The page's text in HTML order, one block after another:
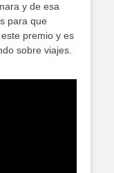
y de esa
para que
premio y es
sobre viajes.